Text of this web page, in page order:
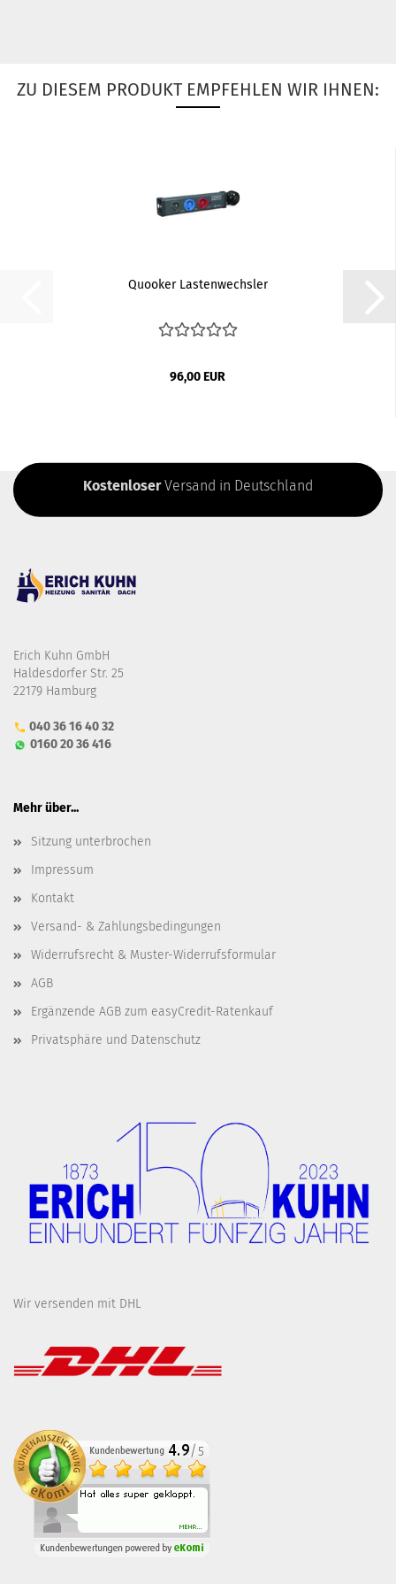
ZU DIESEM PRODUKT EMPFEHLEN WIR IHNEN:
Quooker Lastenwechsler
96,00 EUR
KostenloserVersand in Deutschland
Erich Kuhn GmbH
Haldesdorfer Str. 25
22179 Hamburg
040 36 16 40 32
0160 20 36 416
Mehr über...
Sitzung unterbrochen
Impressum
Kontakt
Versand- & Zahlungsbedingungen
Widerrufsrecht & Muster-Widerrufsformular
AGB
Ergänzende AGB zum easyCredit-Ratenkauf
Privatsphäre und Datenschutz
Wir versenden mit DHL